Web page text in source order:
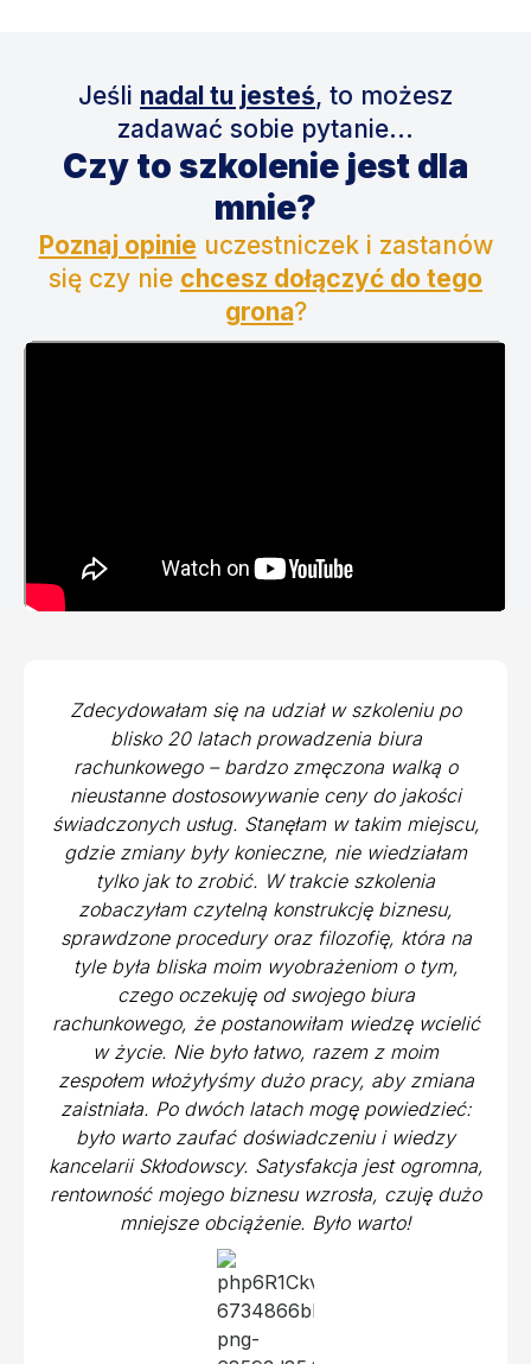
Jeśli nadal tu jesteś, to możesz
zadawać sobie pytanie...
Czy to szkolenie jest dla
mnie?
Poznaj opinie uczestniczek i zastanów
się czy nie chcesz dołączyć do tego
grona?
Zdecydowałam się na udział w szkoleniu po
blisko 20 latach prowadzenia biura
rachunkowego – bardzo zmęczona walką o
nieustanne dostosowywanie ceny do jakości
świadczonych usług. Stanęłam w takim miejscu,
gdzie zmiany były konieczne, nie wiedziałam
tylko jak to zrobić. W trakcie szkolenia
zobaczyłam czytelną konstrukcję biznesu,
sprawdzone procedury oraz filozofię, która na
tyle była bliska moim wyobrażeniom o tym,
czego oczekuję od swojego biura
rachunkowego, że postanowiłam wiedzę wcielić
w życie. Nie było łatwo, razem z moim
zespołem włożyłyśmy dużo pracy, aby zmiana
zaistniała. Po dwóch latach mogę powiedzieć:
było warto zaufać doświadczeniu i wiedzy
kancelarii Skłodowscy. Satysfakcja jest ogromna,
rentowność mojego biznesu wzrosła, czuję dużo
mniejsze obciążenie. Było warto!